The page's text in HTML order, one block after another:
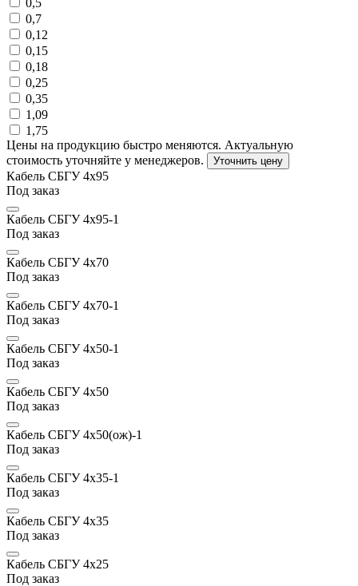
0,7
0,12
0,15
0,18
0,25
0,35
1,09
1,75
Цены на продукцию быстро меняются. Актуальную
стоимость уточняйте у менеджеров.
Уточнить цену
Кабель СБГУ 4х95
Под заказ
Кабель СБГУ 4х95-1
Под заказ
Кабель СБГУ 4х70
Под заказ
Кабель СБГУ 4х70-1
Под заказ
Кабель СБГУ 4х50-1
Под заказ
Кабель СБГУ 4х50
Под заказ
Кабель СБГУ 4х50(ож)-1
Под заказ
Кабель СБГУ 4х35-1
Под заказ
Кабель СБГУ 4х35
Под заказ
Кабель СБГУ 4х25
Под заказ